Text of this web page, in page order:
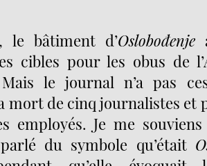
le bâtiment d’Oslobođenje
cibles pour les obus de
le journal n’a pas
mort de cinq journalistes et
employés. Je me souviens
du symbole qu’était